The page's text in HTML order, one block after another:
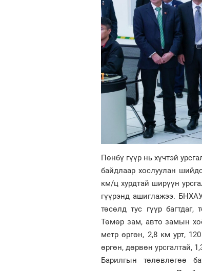
Пөнбү гүүр нь хүчтэй
байдлаар хослуулан
км/ц хурдтай ширүүн
гүүрэнд ашиглажээ.
төсөлд тус гүүр
Төмөр зам, авто замын
метр өргөн, 2,8 км урт,
өргөн, дөрвөн урсгалтай,
Барилгын төлөвлөгөө